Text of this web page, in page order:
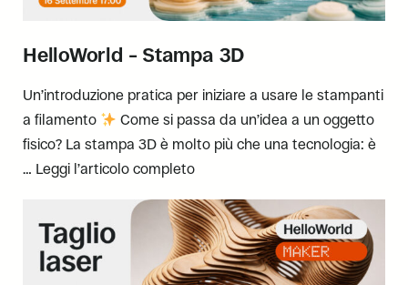
HelloWorld – Stampa 3D
Un’introduzione pratica per iniziare a usare le stampanti
a filamento
Come si passa da un’idea a un oggetto
fisico? La stampa 3D è molto più che una tecnologia: è
… Leggi l’articolo completo